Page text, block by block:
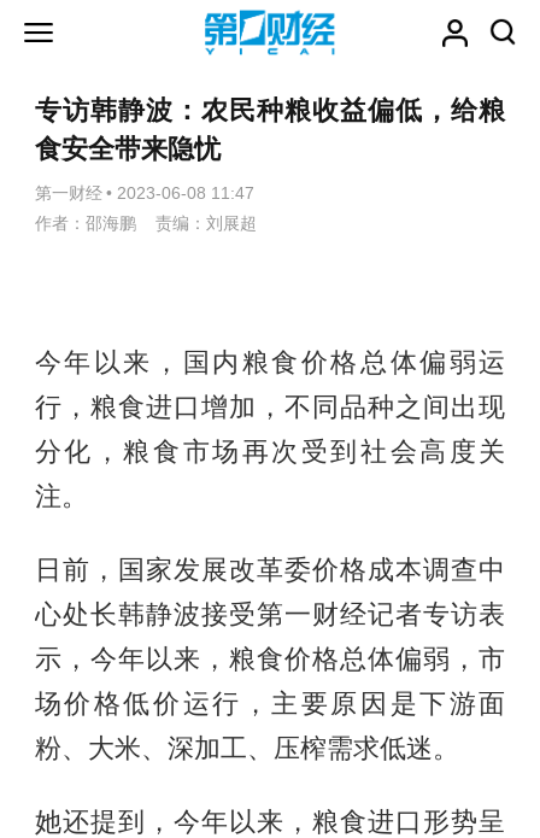
专访韩静波：农民种粮收益偏低，给粮
食安全带来隐忧
第一财经 • 2023-06-08 11:47
作者：邵海鹏 责编：刘展超
今年以来，国内粮食价格总体偏弱运
行，粮食进口增加，不同品种之间出现
分化，粮食市场再次受到社会高度关
注。
日前，国家发展改革委价格成本调查中
心处长韩静波接受第一财经记者专访表
示，今年以来，粮食价格总体偏弱，市
场价格低价运行，主要原因是下游面
粉、大米、深加工、压榨需求低迷。
她还提到，今年以来，粮食进口形势呈